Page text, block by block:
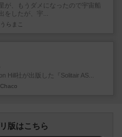
が、もうダメになったので宇宙船
をしたが、宇...
らまこ
Hill社が出版した『Solitair AS...
版はこちら